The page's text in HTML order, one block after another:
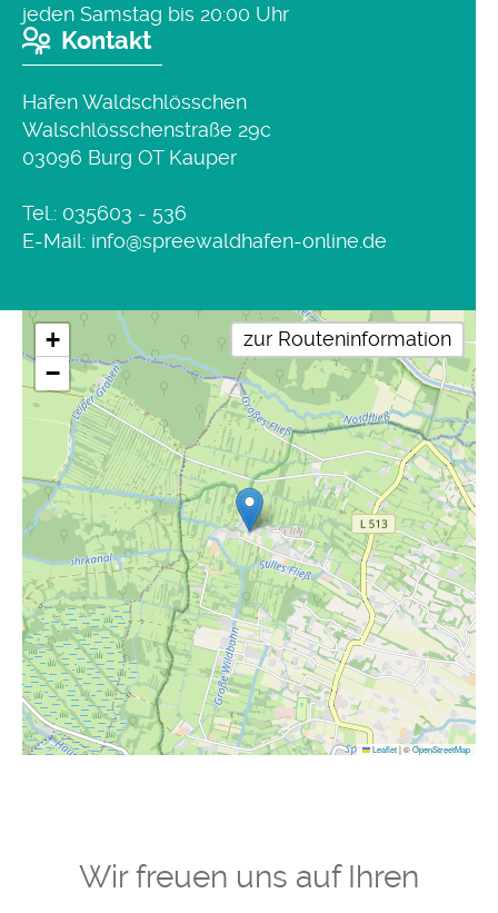
jeden Samstag bis 20:00 Uhr
Kontakt
Hafen Waldschlösschen
Walschlösschenstraße 29c
03096 Burg OT Kauper
Tel.: 035603 - 536
E-Mail: info@spreewaldhafen-online.de
zur Routeninformation
+
−
Leaflet|©OpenStreetMap
Wir freuen uns auf Ihren